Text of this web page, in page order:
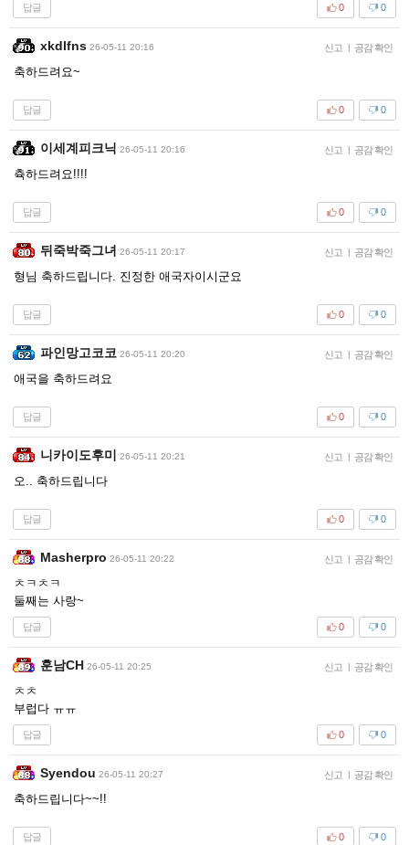
답글 0
0
xkdlfns 26-05-11 20:16 신고 | 공감 확인
축하드려요~
답글 0
0
이세계피크닉 26-05-11 20:16 신고 | 공감 확인
츅하드려요!!!!
답글 0
0
뒤죽박죽그녀 26-05-11 20:17 신고 | 공감 확인
형님 축하드립니다. 진정한 애국자이시군요
답글 0
0
파인망고코코 26-05-11 20:20 신고 | 공감 확인
애국을 축하드려요
답글 0
0
니카이도후미 26-05-11 20:21 신고 | 공감 확인
오.. 축하드립니다
답글 0
0
Masherpro 26-05-11 20:22 신고 | 공감 확인
ㅊㅋㅊㅋ
둘째는 사랑~
답글 0
0
훈남CH 26-05-11 20:25 신고 | 공감 확인
ㅊㅊ
부럽다 ㅠㅠ
답글 0
0
Syendou 26-05-11 20:27 신고 | 공감 확인
축하드립니다~~!!
답글 0
0